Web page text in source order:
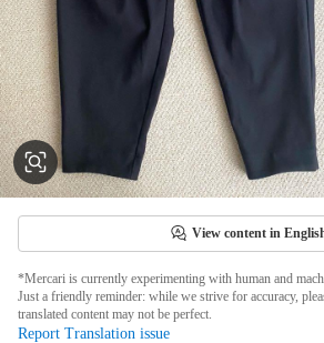
View content in
*Mercari is currently experimenting with human and
Just a friendly reminder: while we strive for accuracy,
translated content may not be perfect.
Report Translation issue